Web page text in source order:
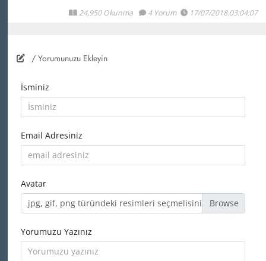
24,950 Okunma 4 Yorum 17/07/2018.03:04:07
/ Yorumunuzu Ekleyin
İsminiz
Email Adresiniz
Avatar
jpg, gif, png türündeki resimleri seçmelisiniz
Yorumuzu Yazınız